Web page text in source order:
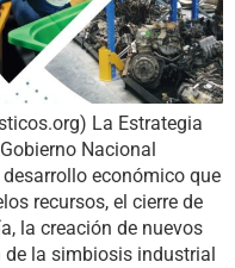
La Estrategia
Nacional
económico que
recursos, el cierre de
la creación de nuevos
la simbiosis industrial